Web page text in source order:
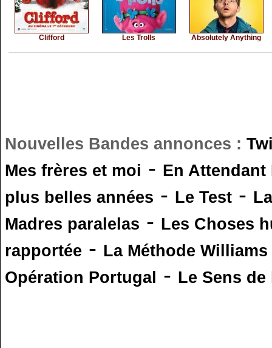
Clifford Les Trolls Absolutely Anything
Nouvelles Bandes annonces :
Mes frères et moi - En
plus belles années - Le Test -
Madres paralelas - Les Choses
rapportée - La Méthode Williams
Opération Portugal - Le Sens